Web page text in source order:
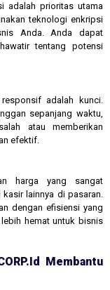
adalah prioritas utama
teknologi enkripsi
Anda. Anda dapat
tentang potensi
adalah kunci.
sepanjang waktu,
atau memberikan
efektif.
harga yang sangat
lainnya di pasaran.
dengan efisiensi yang
hemat untuk bisnis
Membantu